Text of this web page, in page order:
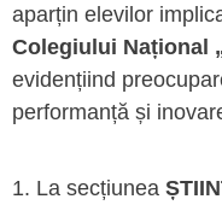
aparțin elevilor
Colegiului Național
evidențiind
performanță și
1. La secțiunea